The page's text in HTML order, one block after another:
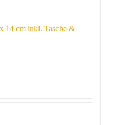
14 cm inkl. Tasche &